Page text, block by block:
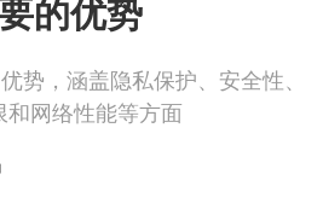
的优势
势，涵盖隐私保护、安全性、
和网络性能等方面